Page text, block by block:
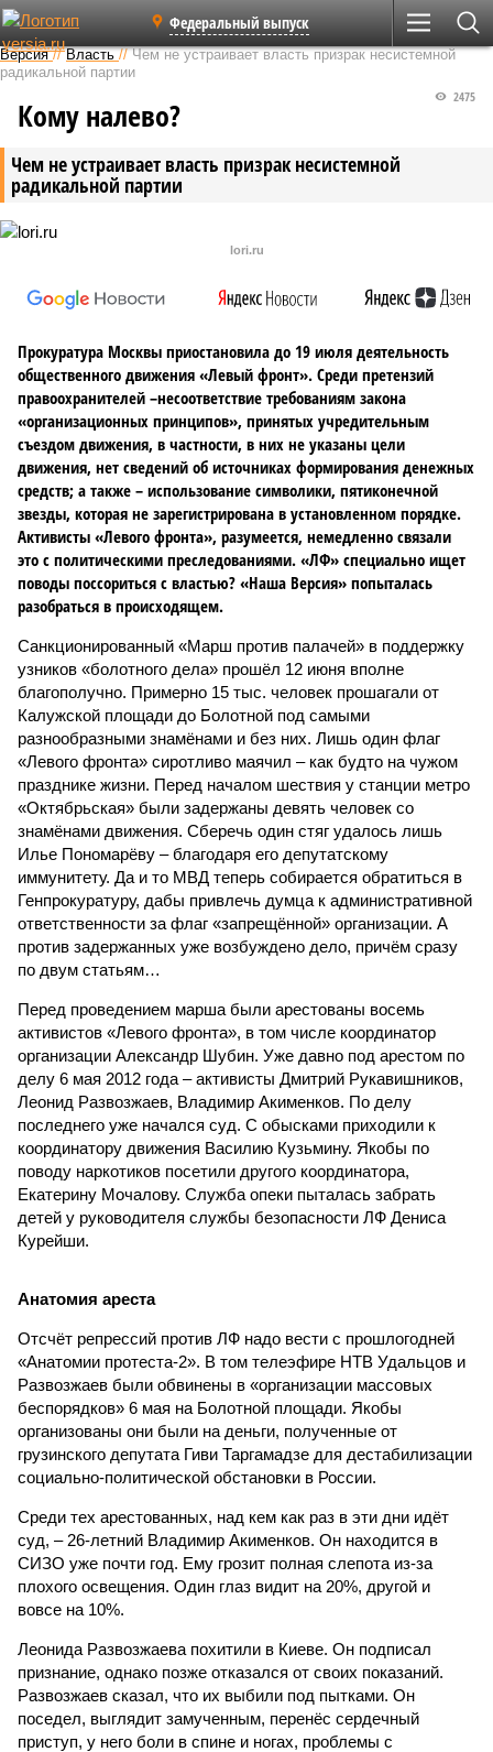
Федеральный выпуск
Версия //Власть //Чем не устраивает власть призрак несистемной
радикальной партии
Чем не устраивает власть призрак несистемной
радикальной партии
2475
Кому налево?
lori.ru
Прокуратура Москвы приостановила до 19 июля деятельность
общественного движения «Левый фронт». Среди претензий
правоохранителей –несоответствие требованиям закона
«организационных принципов», принятых учредительным
съездом движения, в частности, в них не указаны цели
движения, нет сведений об источниках формирования денежных
средств; а также – использование символики, пятиконечной
звезды, которая не зарегистрирована в установленном порядке.
Активисты «Левого фронта», разумеется, немедленно связали
это с политическими преследованиями. «ЛФ» специально ищет
поводы поссориться с властью? «Наша Версия» попыталась
разобраться в происходящем.
Санкционированный «Марш против палачей» в поддержку
узников «болотного дела» прошёл 12 июня вполне
благополучно. Примерно 15 тыс. человек прошагали от
Калужской площади до Болотной под самыми
разнообразными знамёнами и без них. Лишь один флаг
«Левого фронта» сиротливо маячил – как будто на чужом
празднике жизни. Перед началом шествия у станции метро
«Октябрьская» были задержаны девять человек со
знамёнами движения. Сберечь один стяг удалось лишь
Илье Пономарёву – благодаря его депутатскому
иммунитету. Да и то МВД теперь собирается обратиться в
Генпрокуратуру, дабы привлечь думца к административной
ответственности за флаг «запрещённой» организации. А
против задержанных уже возбуждено дело, причём сразу
по двум статьям…
Перед проведением марша были арестованы восемь
активистов «Левого фронта», в том числе координатор
организации Александр Шубин. Уже давно под арестом по
делу 6 мая 2012 года – активисты Дмитрий Рукавишников,
Леонид Развозжаев, Владимир Акименков. По делу
последнего уже начался суд. С обысками приходили к
координатору движения Василию Кузьмину. Якобы по
поводу наркотиков посетили другого координатора,
Екатерину Мочалову. Служба опеки пыталась забрать
детей у руководителя службы безопасности ЛФ Дениса
Курейши.
Анатомия ареста
Отсчёт репрессий против ЛФ надо вести с прошлогодней
«Анатомии протеста-2». В том телеэфире НТВ Удальцов и
Развозжаев были обвинены в «организации массовых
беспорядков» 6 мая на Болотной площади. Якобы
организованы они были на деньги, полученные от
грузинского депутата Гиви Таргамадзе для дестабилизации
социально-политической обстановки в России.
Среди тех арестованных, над кем как раз в эти дни идёт
суд, – 26-летний Владимир Акименков. Он находится в
СИЗО уже почти год. Ему грозит полная слепота из-за
плохого освещения. Один глаз видит на 20%, другой и
вовсе на 10%.
Леонида Развозжаева похитили в Киеве. Он подписал
признание, однако позже отказался от своих показаний.
Развозжаев сказал, что их выбили под пытками. Он
поседел, выглядит замученным, перенёс сердечный
приступ, у него боли в спине и ногах, проблемы с